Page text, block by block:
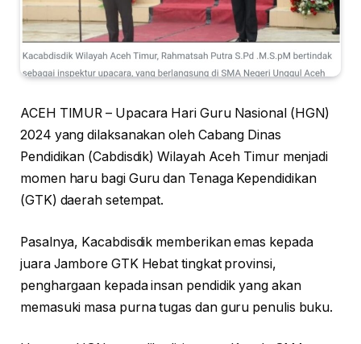
ACEH TIMUR – Upacara Hari Guru Nasional (HGN)
2024 yang dilaksanakan oleh Cabang Dinas
Pendidikan (Cabdisdik) Wilayah Aceh Timur menjadi
momen haru bagi Guru dan Tenaga Kependidikan
(GTK) daerah setempat.
Pasalnya, Kacabdisdik memberikan emas kepada
juara Jambore GTK Hebat tingkat provinsi,
penghargaan kepada insan pendidik yang akan
memasuki masa purna tugas dan guru penulis buku.